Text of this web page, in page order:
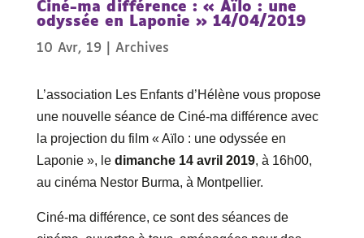
Ciné-ma différence : « Aïlo : une
odyssée en Laponie » 14/04/2019
10 Avr, 19| Archives
L’association Les Enfants d’Hélène vous propose
une nouvelle séance de Ciné-ma différence avec
la projection du film « Aïlo : une odyssée en
Laponie », le dimanche 14 avril 2019, à 16h00,
au cinéma Nestor Burma, à Montpellier.
Ciné-ma différence, ce sont des séances de